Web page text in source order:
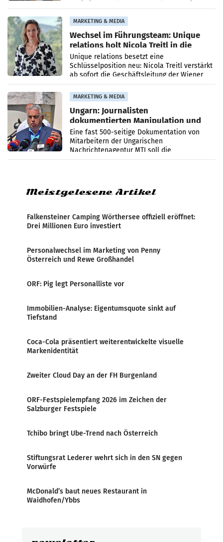
MARKETING & MEDIA
Wechsel im Führungsteam: Unique
relations holt Nicola Treitl in die
Geschäftsleitung
Unique relations besetzt eine
Schlüsselposition neu: Nicola Treitl verstärkt
ab sofort die Geschäftsleitung der Wiener
PR-Agentur an der Seite von Josef Kalina und
Anna Kalina-Mahr.
MARKETING & MEDIA
Ungarn: Journalisten
dokumentierten Manipulation und
Zensur
Eine fast 500-seitige Dokumentation von
Mitarbeitern der Ungarischen
Nachrichtenagentur MTI soll die
systematische Nachrichten-Manipulation und
Meistgelesene Artikel
Falkensteiner Camping Wörthersee offiziell eröffnet:
Drei Millionen Euro investiert
Personalwechsel im Marketing von Penny
Österreich und Rewe Großhandel
ORF: Pig legt Personalliste vor
Immobilien-Analyse: Eigentumsquote sinkt auf
Tiefstand
Coca-Cola präsentiert weiterentwickelte visuelle
Markenidentität
Zweiter Cloud Day an der FH Burgenland
ORF-Festspielempfang 2026 im Zeichen der
Salzburger Festspiele
Tchibo bringt Ube-Trend nach Österreich
Stiftungsrat Lederer wehrt sich in den SN gegen
Vorwürfe
McDonald’s baut neues Restaurant in
Waidhofen/Ybbs